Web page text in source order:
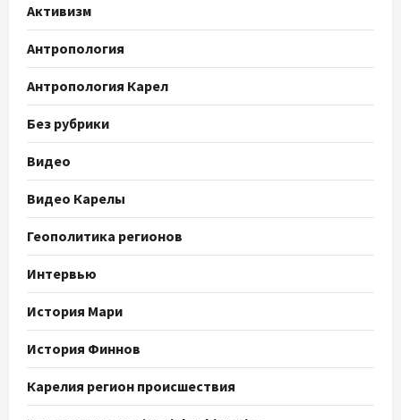
Активизм
Антропология
Антропология Карел
Без рубрики
Видео
Видео Карелы
Геополитика регионов
Интервью
История Мари
История Финнов
Карелия регион происшествия